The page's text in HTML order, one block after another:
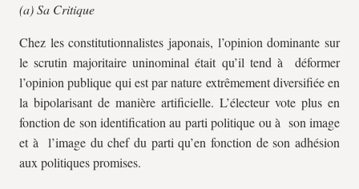
(a) Sa Critique
Chez les constitutionnalistes japonais, l’opinion dominante sur
le scrutin majoritaire uninominal était qu’il tend à déformer
l’opinion publique qui est par nature extrêmement diversifiée en
la bipolarisant de manière artificielle. L’électeur vote plus en
fonction de son identification au parti politique ou à son image
et à l’image du chef du parti qu’en fonction de son adhésion
aux politiques promises.